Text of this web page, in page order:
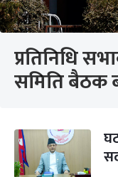
प्रतिनिधि
समिति बैठक